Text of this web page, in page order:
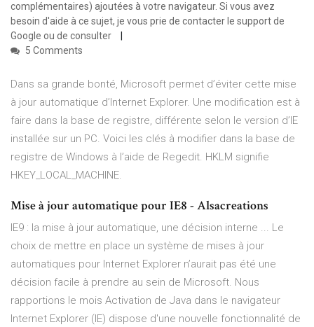
complémentaires) ajoutées à votre navigateur. Si vous avez
besoin d'aide à ce sujet, je vous prie de contacter le support de
Google ou de consulter
5 Comments
Dans sa grande bonté, Microsoft permet d’éviter cette mise
à jour automatique d’Internet Explorer. Une modification est à
faire dans la base de registre, différente selon le version d’IE
installée sur un PC. Voici les clés à modifier dans la base de
registre de Windows à l’aide de Regedit. HKLM signifie
HKEY_LOCAL_MACHINE.
Mise à jour automatique pour IE8 - Alsacreations
IE9 : la mise à jour automatique, une décision interne ... Le
choix de mettre en place un système de mises à jour
automatiques pour Internet Explorer n’aurait pas été une
décision facile à prendre au sein de Microsoft. Nous
rapportions le mois Activation de Java dans le navigateur
Internet Explorer (IE) dispose d'une nouvelle fonctionnalité de